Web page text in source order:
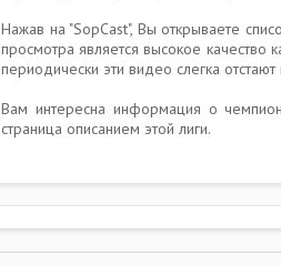
Нажав на "SopCast", Вы открываете
просмотра является высокое качество
периодически эти видео слегка
Вам интересна информация о
страница описанием этой лиги.